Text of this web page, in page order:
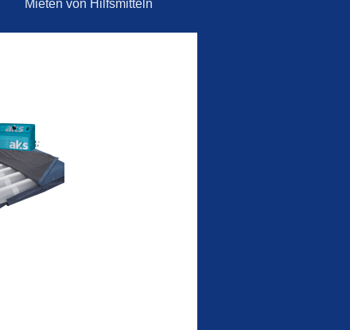
Mieten von Hilfsmitteln